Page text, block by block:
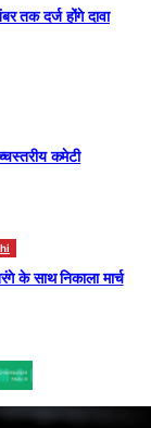
तक दर्ज होंगे दावा
कमेटी
के साथ निकाला मार्च